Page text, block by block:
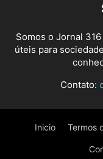
Somos o Jornal
úteis para
Contato:
Inicio Termos